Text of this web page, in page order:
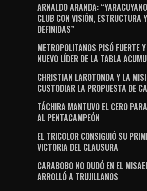
ARNALDO ARANDA:
CLUB CON VISIÓN, ESTRUCTURA
DEFINIDAS”
METROPOLITANOS PISÓ FUERTE
NUEVO LÍDER DE LA TABLA
CHRISTIAN LAROTONDA Y LA
CUSTODIAR LA PROPUESTA DE
TÁCHIRA MANTUVO EL CERO
AL PENTACAMPEÓN
EL TRICOLOR CONSIGUIÓ SU
VICTORIA DEL CLAUSURA
CARABOBO NO DUDÓ EN EL
ARROLLÓ A TRUJILLANOS